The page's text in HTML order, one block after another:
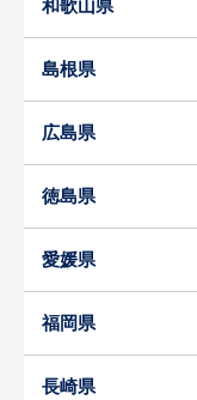
和歌山県
島根県
広島県
徳島県
愛媛県
福岡県
長崎県